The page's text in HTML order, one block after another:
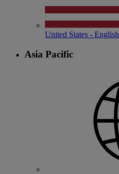
United States - English
Asia Pacific